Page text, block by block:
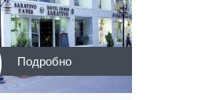
Подробно